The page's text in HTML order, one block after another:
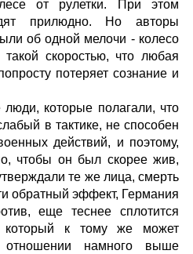
от рулетки. При этом
прилюдно. Но авторы
об одной мелочи - колесо
скоростью, что любая
потеряет сознание и
которые полагали, что
в тактике, не способен
действий, и поэтому,
чтобы он был скорее жив,
те же лица, смерть
обратный эффект, Германия
еще теснее сплотится
который к тому же может
намного выше